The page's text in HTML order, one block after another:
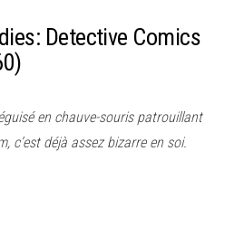
Detective Comics
en chauve-souris patrouillant
c’est déjà assez bizarre en soi.